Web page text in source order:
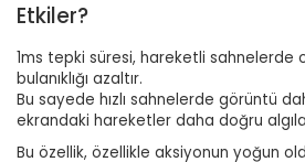
Etkiler?
1ms tepki süresi, hareketli sahnelerde
bulanıklığı azaltır.
Bu sayede hızlı sahnelerde görüntü
ekrandaki hareketler daha doğru
Bu özellik, özellikle aksiyonun yoğun